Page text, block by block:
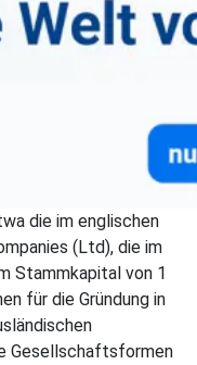
die im englischen
(Ltd), die im
Stammkapital von 1
für die Gründung in
Gesellschaftsformen